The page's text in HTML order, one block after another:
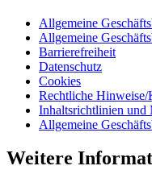
Allgemeine
Allgemeine
Barrierefreiheit
Datenschutz
Cookies
Rechtliche Hinweise/
Inhaltsrichtlinien und
Allgemeine
Weitere